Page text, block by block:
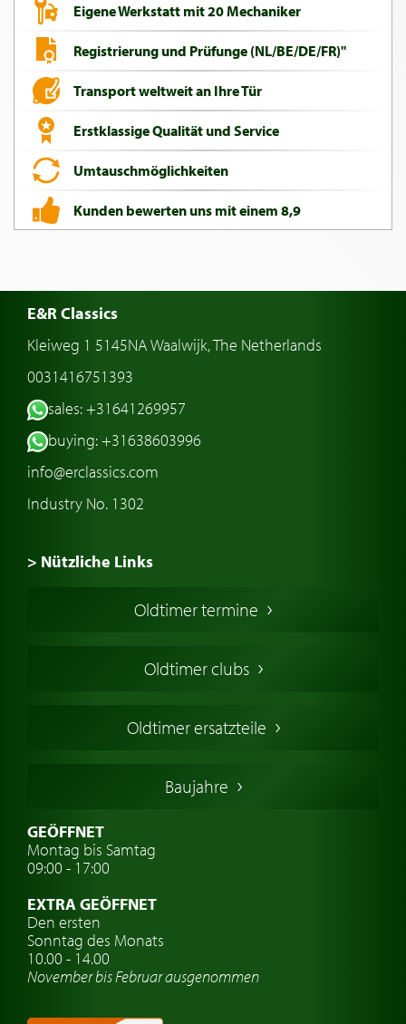
Eigene Werkstatt mit 20 Mechaniker
Registrierung und Prüfunge (NL/BE/DE/FR)"
Transport weltweit an Ihre Tür
Erstklassige Qualität und Service
Umtauschmöglichkeiten
Kunden bewerten uns mit einem 8,9
E&R Classics
Kleiweg 1 5145NA Waalwijk, The Netherlands
0031416751393
sales: +31641269957
buying: +31638603996
info@erclassics.com
Industry No. 1302
> Nützliche Links
Oldtimers in Europa
Englische Oldtimer
Deutsche Oldtimer
Schwedische Oldtimer
Oldtimer mit h-kennzeichen
Auto Oldtimer Markt
Oldtimer-Versicherung
Oldtimer-Clubs
Oldtimer-Reisen
Oldtimer termine
Oldtimer clubs
Oldtimer ersatzteile
Baujahre
GEÖFFNET
Montag bis Samtag
09:00 - 17:00
EXTRA GEÖFFNET
Den ersten
Sonntag des Monats
10.00 - 14.00
November bis Februar ausgenommen